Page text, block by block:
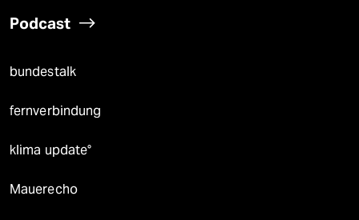
Podcast
bundestalk
fernverbindung
klima update°
Mauerecho